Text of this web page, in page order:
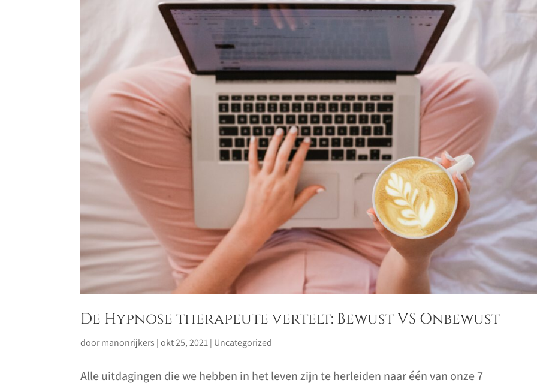
De Hypnose therapeute vertelt: Bewust VS Onbewust
doormanonrijkers |okt 25, 2021| Uncategorized
Alle uitdagingen die we hebben in het leven zijn te herleiden naar één van onze 7